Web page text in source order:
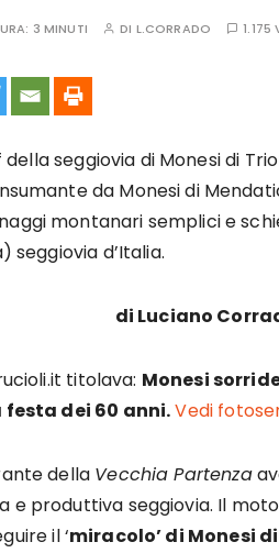
3 MINUTI DI L.CORRADO 1.175
seggiovia di Monesi di
da Monesi di
montanari semplici e
seggiovia d’Italia.
di Luciano
titolava: Monesi
dei 60 anni.Vedi
della Vecchia Partenza
e produttiva seggiovia. Il
il ‘miracolo’ di Monesi